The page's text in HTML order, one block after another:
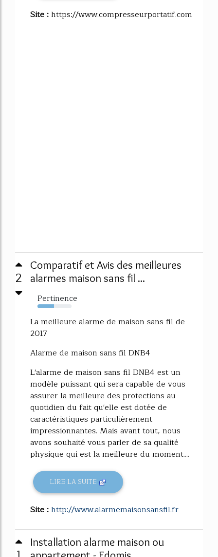
Site :https://www.compresseurportatif.com
2
Comparatif et Avis des meilleures
alarmes maison sans fil ...
Pertinence
49%
La meilleure alarme de maison sans fil de
2017
Alarme de maison sans fil DNB4
L'alarme de maison sans fil DNB4 est un
modèle puissant qui sera capable de vous
assurer la meilleure des protections au
quotidien du fait qu'elle est dotée de
caractéristiques particulièrement
impressionnantes. Mais avant tout, nous
avons souhaité vous parler de sa qualité
physique qui est la meilleure du moment....
LIRE LA SUITE
Site :http://www.alarmemaisonsansfil.fr
Installation alarme maison ou